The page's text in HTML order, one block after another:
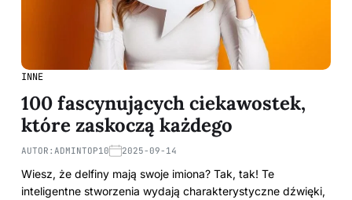
INNE
100 fascynujących ciekawostek,
które zaskoczą każdego
AUTOR: ADMINTOP10 2025-09-14
Wiesz, że delfiny mają swoje imiona? Tak, tak! Te
inteligentne stworzenia wydają charakterystyczne dźwięki,